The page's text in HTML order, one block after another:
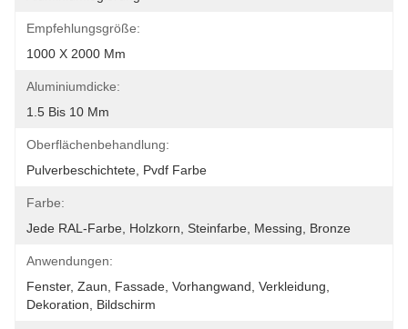
Empfehlungsgröße:
1000 X 2000 Mm
Aluminiumdicke:
1.5 Bis 10 Mm
Oberflächenbehandlung:
Pulverbeschichtete, Pvdf Farbe
Farbe:
Jede RAL-Farbe, Holzkorn, Steinfarbe, Messing, Bronze
Anwendungen:
Fenster, Zaun, Fassade, Vorhangwand, Verkleidung,
Dekoration, Bildschirm